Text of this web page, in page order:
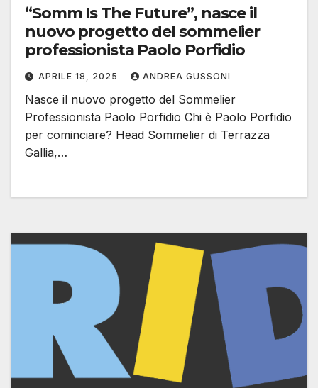
“Somm Is The Future”, nasce il
nuovo progetto del sommelier
professionista Paolo Porfidio
APRILE 18, 2025 ANDREA GUSSONI
Nasce il nuovo progetto del Sommelier
Professionista Paolo Porfidio Chi è Paolo Porfidio
per cominciare? Head Sommelier di Terrazza
Gallia,…